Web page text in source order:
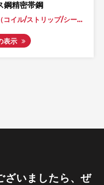
鋼精密帯鋼
分類:ステンレス冷間圧延（コイル/ストリップ/シート）
表示
ざいましたら、ぜ